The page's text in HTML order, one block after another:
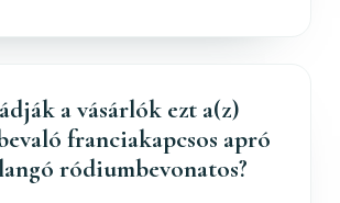
a vásárlók ezt a(z)
franciakapcsos apró
ródiumbevonatos?